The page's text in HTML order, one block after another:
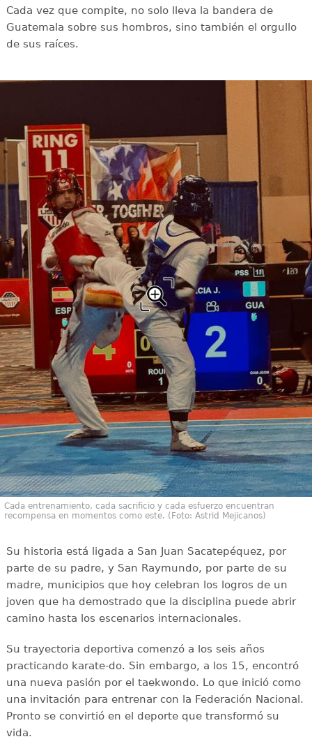
Cada vez que compite, no solo lleva la bandera de
Guatemala sobre sus hombros, sino también el orgullo
de sus raíces.
Cada entrenamiento, cada sacrificio y cada esfuerzo encuentran
recompensa en momentos como este. (Foto: Astrid Mejicanos)
Su historia está ligada a San Juan Sacatepéquez, por
parte de su padre, y San Raymundo, por parte de su
madre, municipios que hoy celebran los logros de un
joven que ha demostrado que la disciplina puede abrir
camino hasta los escenarios internacionales.
Su trayectoria deportiva comenzó a los seis años
practicando karate-do. Sin embargo, a los 15, encontró
una nueva pasión por el taekwondo. Lo que inició como
una invitación para entrenar con la Federación Nacional.
Pronto se convirtió en el deporte que transformó su
vida.